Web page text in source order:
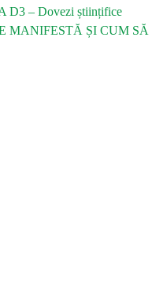
– Dovezi științifice
MANIFESTĂ ȘI CUM SĂ